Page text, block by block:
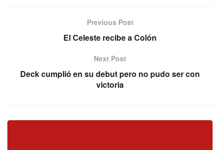
Previous Post
El Celeste recibe a Colón
Next Post
Deck cumplió en su debut pero no pudo ser con
victoria